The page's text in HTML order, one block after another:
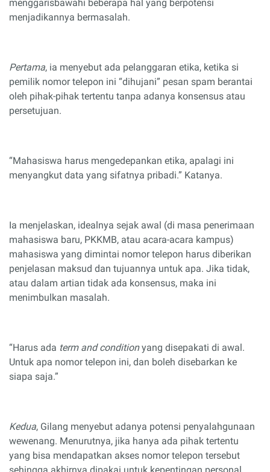
menggarisbawahi beberapa hal yang berpotensi
menjadikannya bermasalah.
Pertama, ia menyebut ada pelanggaran etika, ketika si
pemilik nomor telepon ini “dihujani” pesan spam berantai
oleh pihak-pihak tertentu tanpa adanya konsensus atau
persetujuan.
“Mahasiswa harus mengedepankan etika, apalagi ini
menyangkut data yang sifatnya pribadi.” Katanya.
Ia menjelaskan, idealnya sejak awal (di masa penerimaan
mahasiswa baru, PKKMB, atau acara-acara kampus)
mahasiswa yang dimintai nomor telepon harus diberikan
penjelasan maksud dan tujuannya untuk apa. Jika tidak,
atau dalam artian tidak ada konsensus, maka ini
menimbulkan masalah.
“Harus ada term and conditionyang disepakati di awal.
Untuk apa nomor telepon ini, dan boleh disebarkan ke
siapa saja.”
Kedua, Gilang menyebut adanya potensi penyalahgunaan
wewenang. Menurutnya, jika hanya ada pihak tertentu
yang bisa mendapatkan akses nomor telepon tersebut
sehingga akhirnya dipakai untuk kepentingan personal